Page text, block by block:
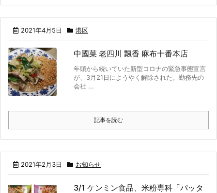
2021年4月5日 港区
中國菜 老四川 飄香 麻布十番本店
年頭から続いていた新型コロナの緊急事態宣言
が、3月21日にようやく解除された。勤務先の
会社 ...
記事を読む
2021年2月3日 お知らせ
3/1 ケンミン食品、米粉専科「パッタ